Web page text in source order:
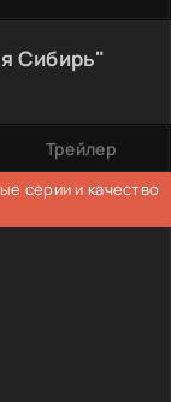
Сибирь"
Трейлер
серии и качество